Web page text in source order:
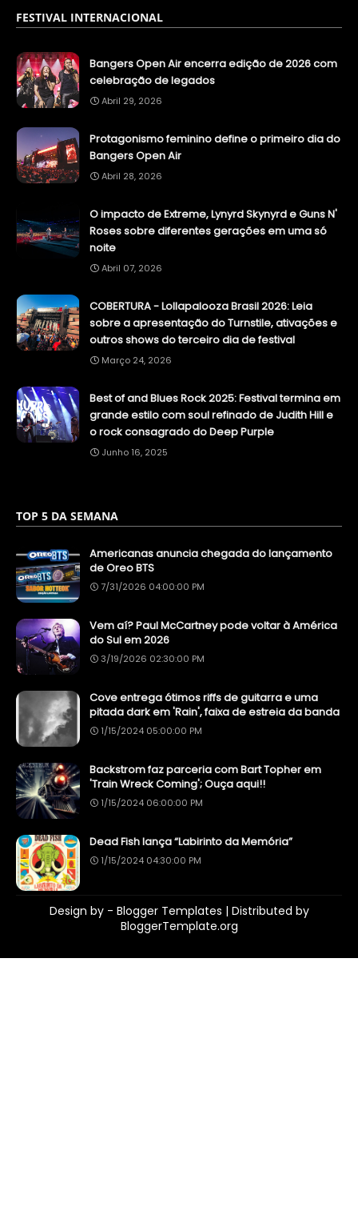
FESTIVAL INTERNACIONAL
Bangers Open Air encerra edição de 2026 com
celebração de legados
Abril 29, 2026
Protagonismo feminino define o primeiro dia do
Bangers Open Air
Abril 28, 2026
O impacto de Extreme, Lynyrd Skynyrd e Guns N'
Roses sobre diferentes gerações em uma só
noite
Abril 07, 2026
COBERTURA - Lollapalooza Brasil 2026: Leia
sobre a apresentação do Turnstile, ativações e
outros shows do terceiro dia de festival
Março 24, 2026
Best of and Blues Rock 2025: Festival termina em
grande estilo com soul refinado de Judith Hill e
o rock consagrado do Deep Purple
Junho 16, 2025
TOP 5 DA SEMANA
Americanas anuncia chegada do lançamento
de Oreo BTS
7/31/2026 04:00:00 PM
Vem aí? Paul McCartney pode voltar à América
do Sul em 2026
3/19/2026 02:30:00 PM
Cove entrega ótimos riffs de guitarra e uma
pitada dark em 'Rain', faixa de estreia da banda
1/15/2024 05:00:00 PM
Backstrom faz parceria com Bart Topher em
'Train Wreck Coming'; Ouça aqui!!
1/15/2024 06:00:00 PM
Dead Fish lança “Labirinto da Memória”
1/15/2024 04:30:00 PM
Design by - Blogger Templates | Distributed by
BloggerTemplate.org